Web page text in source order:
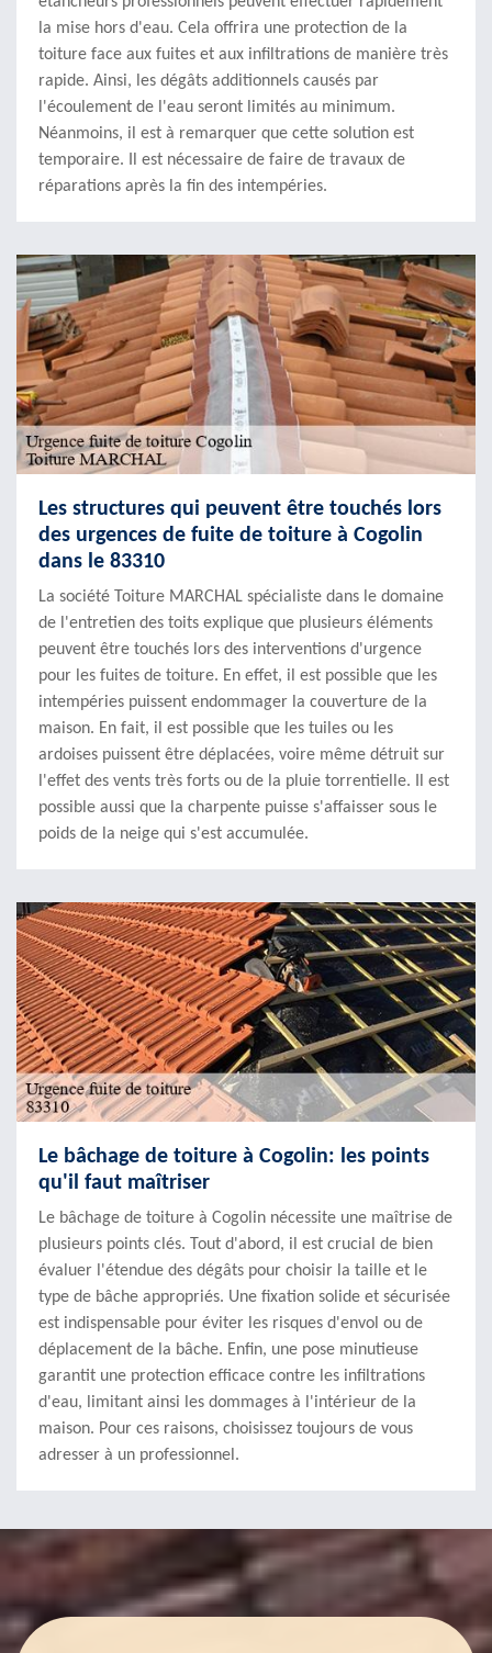
la mise hors d'eau. Cela offrira une protection de la
toiture face aux fuites et aux infiltrations de manière très
rapide. Ainsi, les dégâts additionnels causés par
l'écoulement de l'eau seront limités au minimum.
Néanmoins, il est à remarquer que cette solution est
temporaire. Il est nécessaire de faire de travaux de
réparations après la fin des intempéries.
Les structures qui peuvent être touchés lors
des urgences de fuite de toiture à Cogolin
dans le 83310
La société Toiture MARCHAL spécialiste dans le domaine
de l'entretien des toits explique que plusieurs éléments
peuvent être touchés lors des interventions d'urgence
pour les fuites de toiture. En effet, il est possible que les
intempéries puissent endommager la couverture de la
maison. En fait, il est possible que les tuiles ou les
ardoises puissent être déplacées, voire même détruit sur
l'effet des vents très forts ou de la pluie torrentielle. Il est
possible aussi que la charpente puisse s'affaisser sous le
poids de la neige qui s'est accumulée.
Le bâchage de toiture à Cogolin: les points
qu'il faut maîtriser
Le bâchage de toiture à Cogolin nécessite une maîtrise de
plusieurs points clés. Tout d'abord, il est crucial de bien
évaluer l'étendue des dégâts pour choisir la taille et le
type de bâche appropriés. Une fixation solide et sécurisée
est indispensable pour éviter les risques d'envol ou de
déplacement de la bâche. Enfin, une pose minutieuse
garantit une protection efficace contre les infiltrations
d'eau, limitant ainsi les dommages à l'intérieur de la
maison. Pour ces raisons, choisissez toujours de vous
adresser à un professionnel.